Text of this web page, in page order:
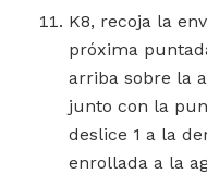
K8, recoja la
próxima
arriba sobre la
junto con la
deslice 1 a la
enrollada a la